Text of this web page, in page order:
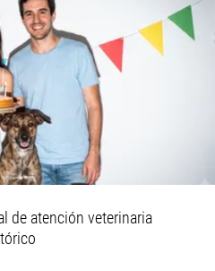
de atención veterinaria